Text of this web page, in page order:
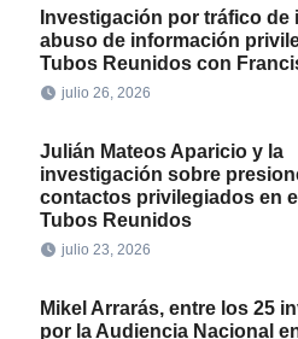
Investigación por tráfico de
abuso de información
Tubos Reunidos con
julio 26, 2026
Julián Mateos Aparicio y la
investigación sobre
contactos privilegiados en
Tubos Reunidos
julio 23, 2026
Mikel Arrarás, entre los 25
por la Audiencia Nacional